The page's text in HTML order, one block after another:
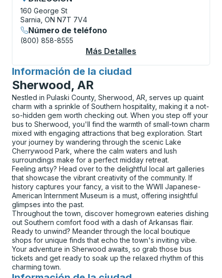
160 George St
Sarnia, ON N7T 7V4
Número de teléfono
(800) 858-8555
Más Detalles
Información de la ciudad
para
Sherwood, AR
Nestled in Pulaski County, Sherwood, AR, serves up quaint
charm with a sprinkle of Southern hospitality, making it a not-
so-hidden gem worth checking out. When you step off your
bus to Sherwood, you'll find the warmth of small-town charm
mixed with engaging attractions that beg exploration. Start
your journey by wandering through the scenic Lake
Cherrywood Park, where the calm waters and lush
surroundings make for a perfect midday retreat.
Feeling artsy? Head over to the delightful local art galleries
that showcase the vibrant creativity of the community. If
history captures your fancy, a visit to the WWII Japanese-
American Internment Museum is a must, offering insightful
glimpses into the past.
Throughout the town, discover homegrown eateries dishing
out Southern comfort food with a dash of Arkansas flair.
Ready to unwind? Meander through the local boutique
shops for unique finds that echo the town's inviting vibe.
Your adventure in Sherwood awaits, so grab those bus
tickets and get ready to soak up the relaxed rhythm of this
charming town.